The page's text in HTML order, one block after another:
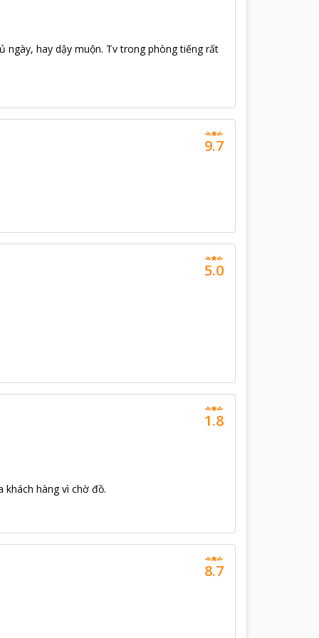
ngày, hay dậy muộn. Tv trong phòng tiếng rất
9.7
5.0
hàng vì chờ đồ.
1.8
8.7